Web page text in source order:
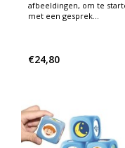
afbeeldingen, om te
met een gesprek...
€24,80